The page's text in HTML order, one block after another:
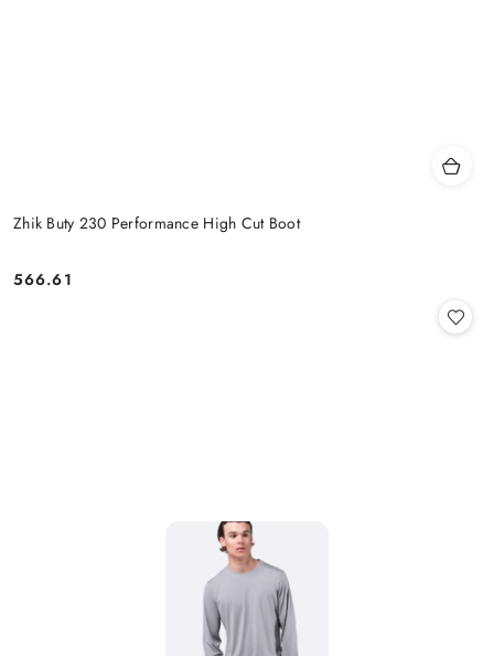
Zhik Buty 230 Performance High Cut Boot
Cena:
566.61